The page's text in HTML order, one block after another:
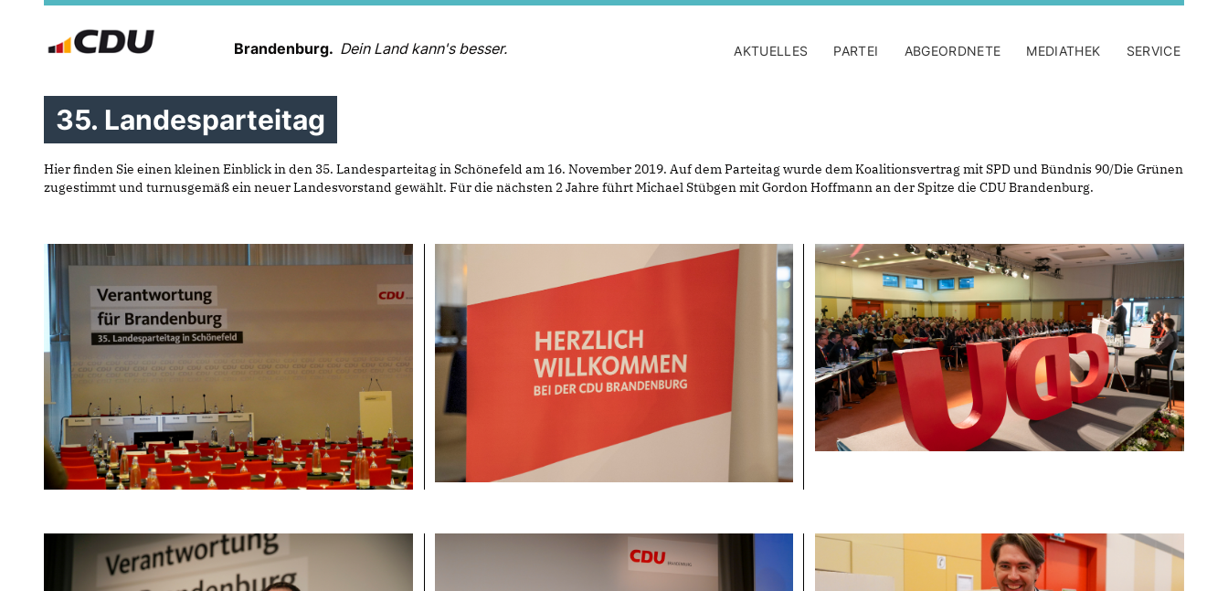
Brandenburg. Dein Land kann's besser. AKTUELLES PARTEI ABGEORDNETE MEDIATHEK SERVICE
35. Landesparteitag
Hier finden Sie einen kleinen Einblick in den 35. Landesparteitag in Schönefeld am 16. November 2019. Auf dem Parteitag wurde dem Koalitionsvertrag mit SPD und Bündnis 90/Die Grünen
zugestimmt und turnusgemäß ein neuer Landesvorstand gewählt. Für die nächsten 2 Jahre führt Michael Stübgen mit Gordon Hoffmann an der Spitze die CDU Brandenburg.